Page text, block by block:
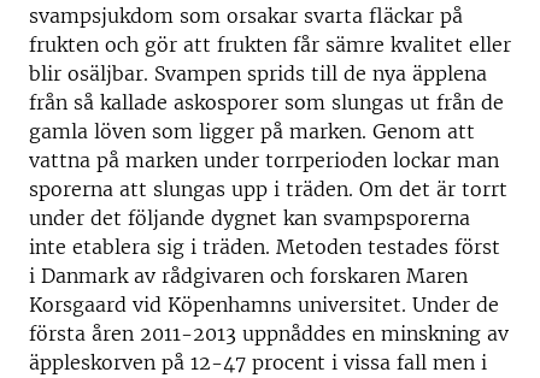
svampsjukdom som orsakar svarta fläckar på
frukten och gör att frukten får sämre kvalitet eller
blir osäljbar. Svampen sprids till de nya äpplena
från så kallade askosporer som slungas ut från de
gamla löven som ligger på marken. Genom att
vattna på marken under torrperioden lockar man
sporerna att slungas upp i träden. Om det är torrt
under det följande dygnet kan svampsporerna
inte etablera sig i träden. Metoden testades först
i Danmark av rådgivaren och forskaren Maren
Korsgaard vid Köpenhamns universitet. Under de
första åren 2011-2013 uppnåddes en minskning av
äppleskorven på 12-47 procent i vissa fall men i